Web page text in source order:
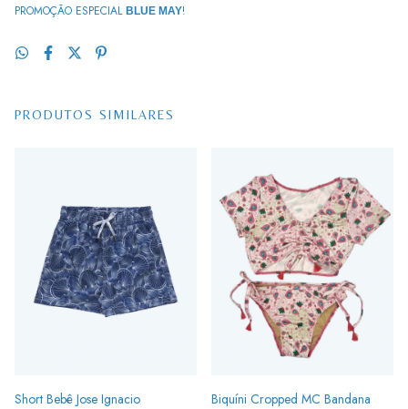
PROMOÇÃO ESPECIAL BLUE MAY!
PRODUTOS SIMILARES
Short Bebê Jose Ignacio Biquíni Cropped MC Bandana